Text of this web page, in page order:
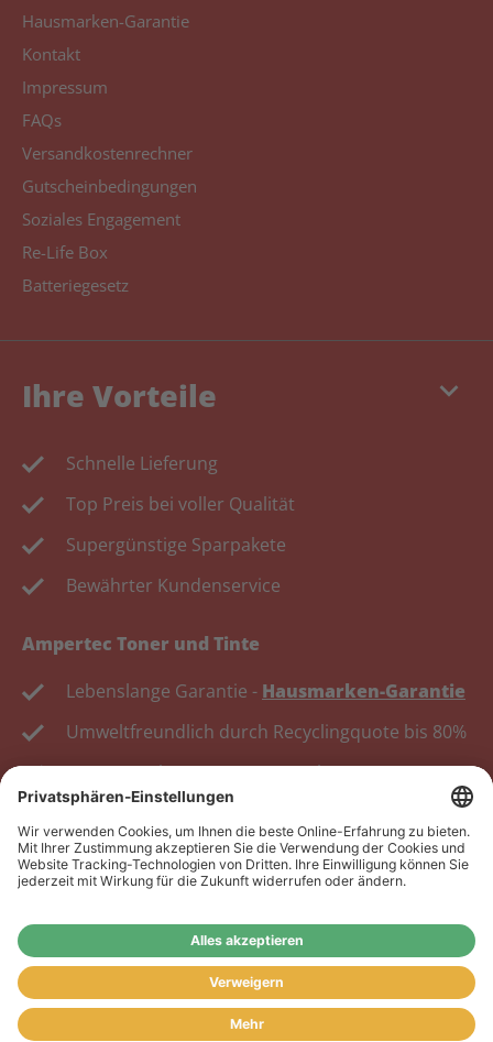
Hausmarken-Garantie
Kontakt
Impressum
FAQs
Versandkostenrechner
Gutscheinbedingungen
Soziales Engagement
Re-Life Box
Batteriegesetz
keyboard_arrow_down
Ihre Vorteile
Schnelle Lieferung
Top Preis bei voller Qualität
Supergünstige Sparpakete
Bewährter Kundenservice
Ampertec Toner und Tinte
Lebenslange Garantie - Hausmarken-Garantie
Umweltfreundlich durch Recyclingquote bis 80%
Kosten senken, Ressourcen schonen.
Wiederverkäufer:
Wiederverkäufer sind, registrieren Sie sich bitte in
unserem Händler-Portalwww.tonerhersteller.de